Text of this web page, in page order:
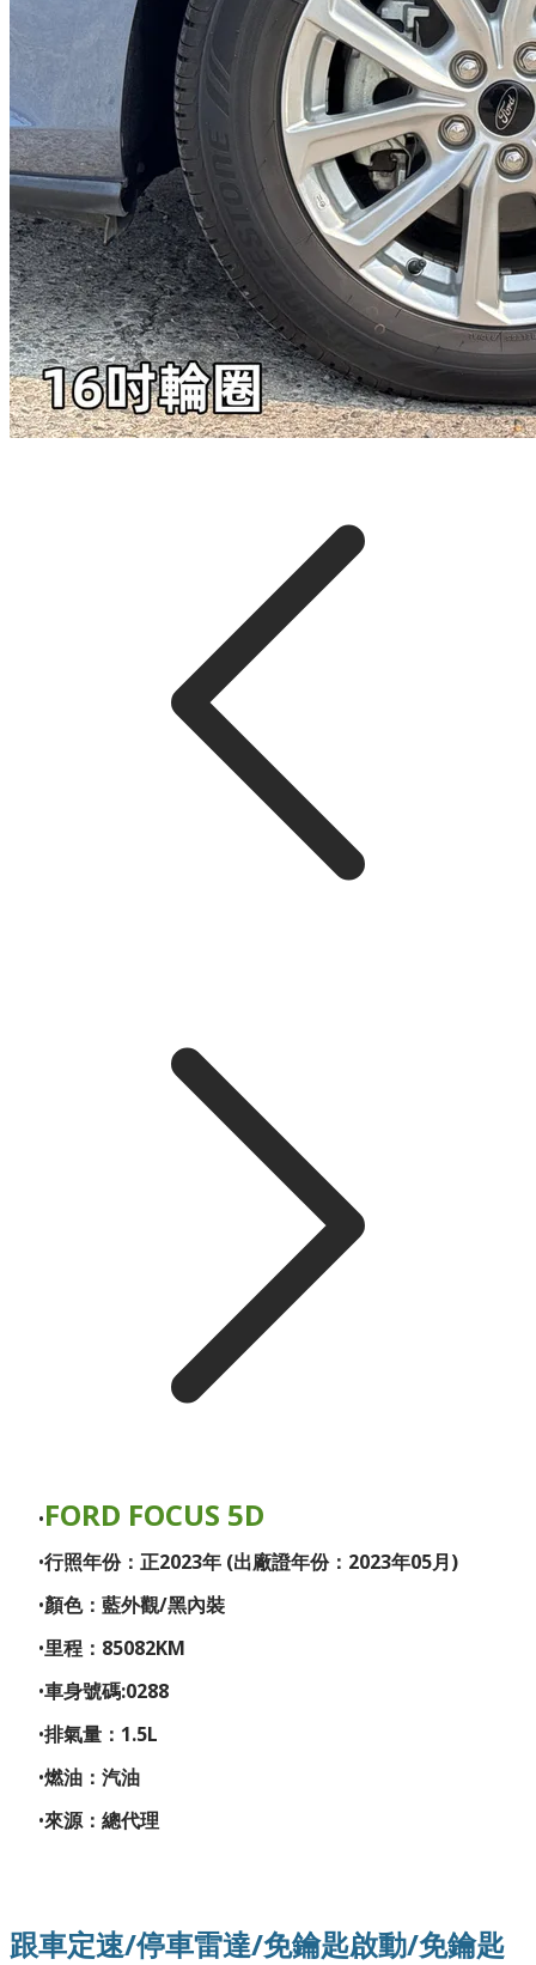
FORD FOCUS 5D
行照年份：正2023年 (出廠證年份：2023年05月)
顏色：藍外觀/黑內裝
里程：85082KM
車身號碼:0288
排氣量：1.5L
燃油：汽油
來源：總代理
跟車定速/停車雷達/免鑰匙啟動/免鑰匙